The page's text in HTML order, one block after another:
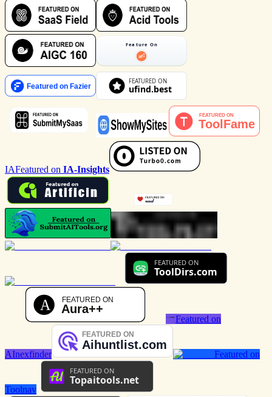
IAFeatured on IA-Insights
Featured on
AInexfinder Featured on
Toolnav